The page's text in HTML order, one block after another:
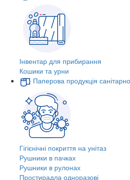
Інвентар для прибирання
Кошики та урни
Паперова продукція
Гігієнічні покриття на унітаз
Рушники в пачках
Рушники в рулонах
Простирадла одноразові